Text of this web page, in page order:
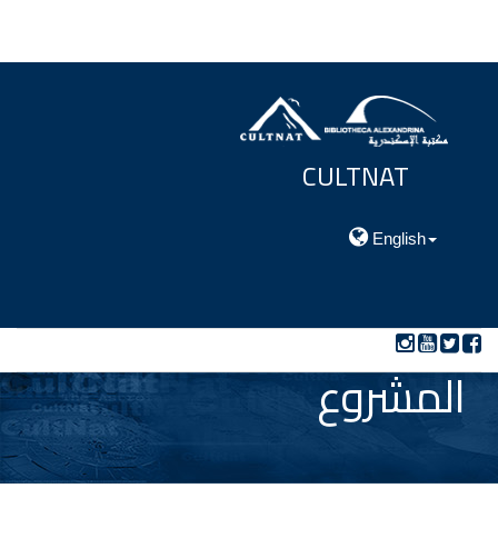
CULTNAT
English
المشروع